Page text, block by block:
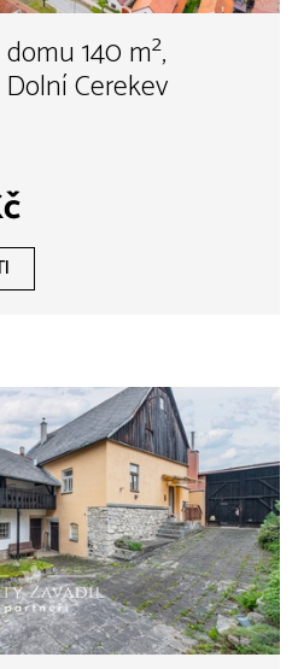
140 m²,
796 m², Dolní Cerekev